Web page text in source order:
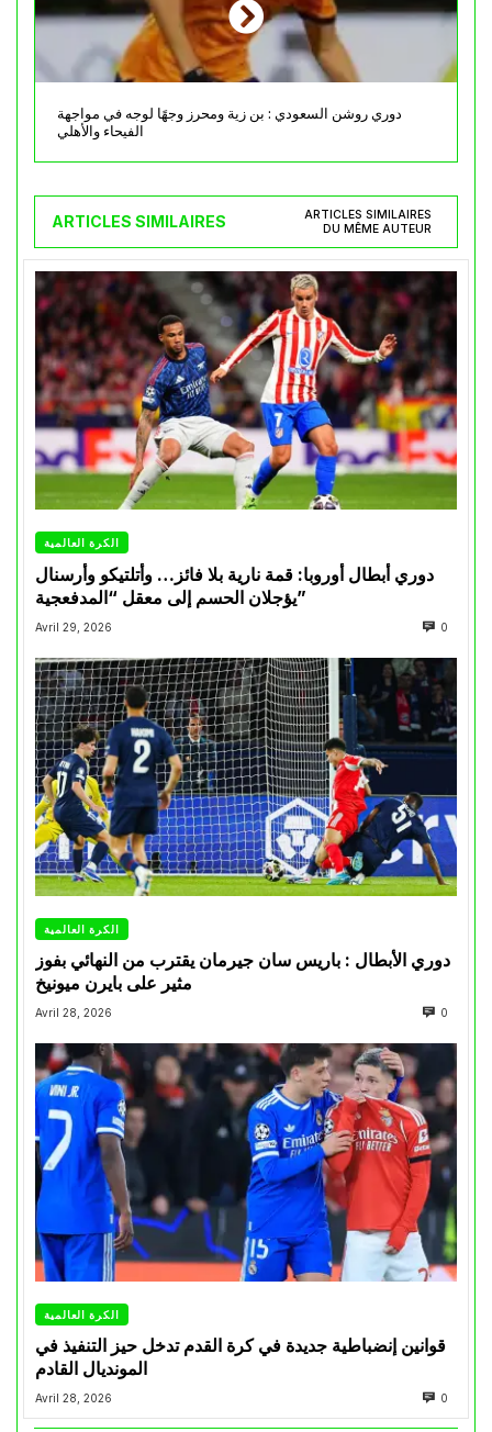
دوري روشن السعودي : بن زية ومحرز وجهًا لوجه في مواجهة
الفيحاء والأهلي
ARTICLES SIMILAIRES
ARTICLES SIMILAIRES
DU MÊME AUTEUR
الكرة العالمية
دوري أبطال أوروبا: قمة نارية بلا فائز… وأتلتيكو وأرسنال
يؤجلان الحسم إلى معقل “المدفعجية”
Avril 29, 2026 0
الكرة العالمية
دوري الأبطال : باريس سان جيرمان يقترب من النهائي بفوز
مثير على بايرن ميونيخ
Avril 28, 2026 0
الكرة العالمية
قوانين إنضباطية جديدة في كرة القدم تدخل حيز التنفيذ في
المونديال القادم
Avril 28, 2026 0